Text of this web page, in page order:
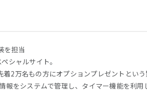
を担当
シャルサイト。
2万名もの方にオプションプレゼントとい
報をシステムで管理し、タイマー機能を利